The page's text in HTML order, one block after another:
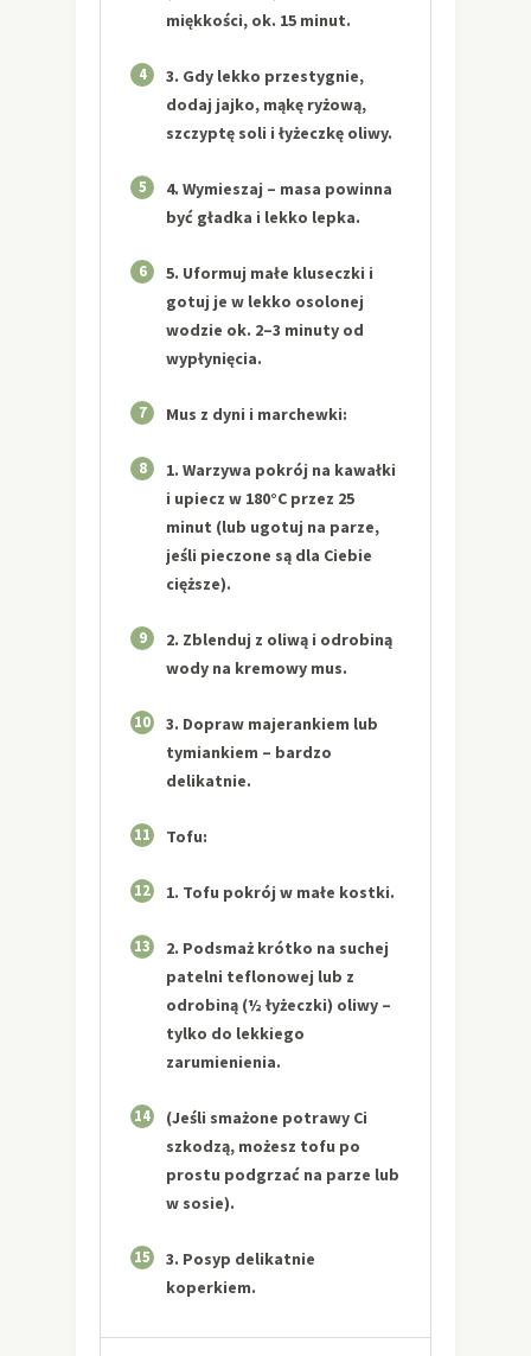
miękkości, ok. 15 minut.
4
3. Gdy lekko przestygnie,
dodaj jajko, mąkę ryżową,
szczyptę soli i łyżeczkę oliwy.
5
4. Wymieszaj – masa powinna
być gładka i lekko lepka.
6
5. Uformuj małe kluseczki i
gotuj je w lekko osolonej
wodzie ok. 2–3 minuty od
wypłynięcia.
7 Mus z dyni i marchewki:
8
1. Warzywa pokrój na kawałki
i upiecz w 180°C przez 25
minut (lub ugotuj na parze,
jeśli pieczone są dla Ciebie
cięższe).
9
2. Zblenduj z oliwą i odrobiną
wody na kremowy mus.
10
3. Dopraw majerankiem lub
tymiankiem – bardzo
delikatnie.
11 Tofu:
12 1. Tofu pokrój w małe kostki.
13
2. Podsmaż krótko na suchej
patelni teflonowej lub z
odrobiną (½ łyżeczki) oliwy –
tylko do lekkiego
zarumienienia.
14
(Jeśli smażone potrawy Ci
szkodzą, możesz tofu po
prostu podgrzać na parze lub
w sosie).
15
3. Posyp delikatnie
koperkiem.